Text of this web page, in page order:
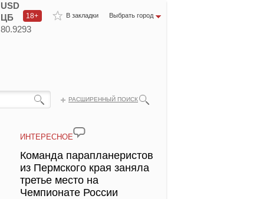
В закладки Выбрать город
18+
USD
ЦБ
80.9293
РАСШИРЕННЫЙ ПОИСК
ИНТЕРЕСНОЕ
Команда парапланеристов
из Пермского края заняла
третье место на
Чемпионате России